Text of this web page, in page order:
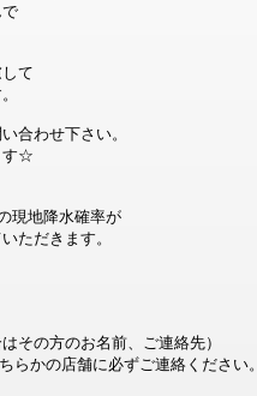
て
合わせ下さい。
す☆
現地降水確率が
ただきます。
その方のお名前、ご連絡先）
かの店舗に必ずご連絡ください。